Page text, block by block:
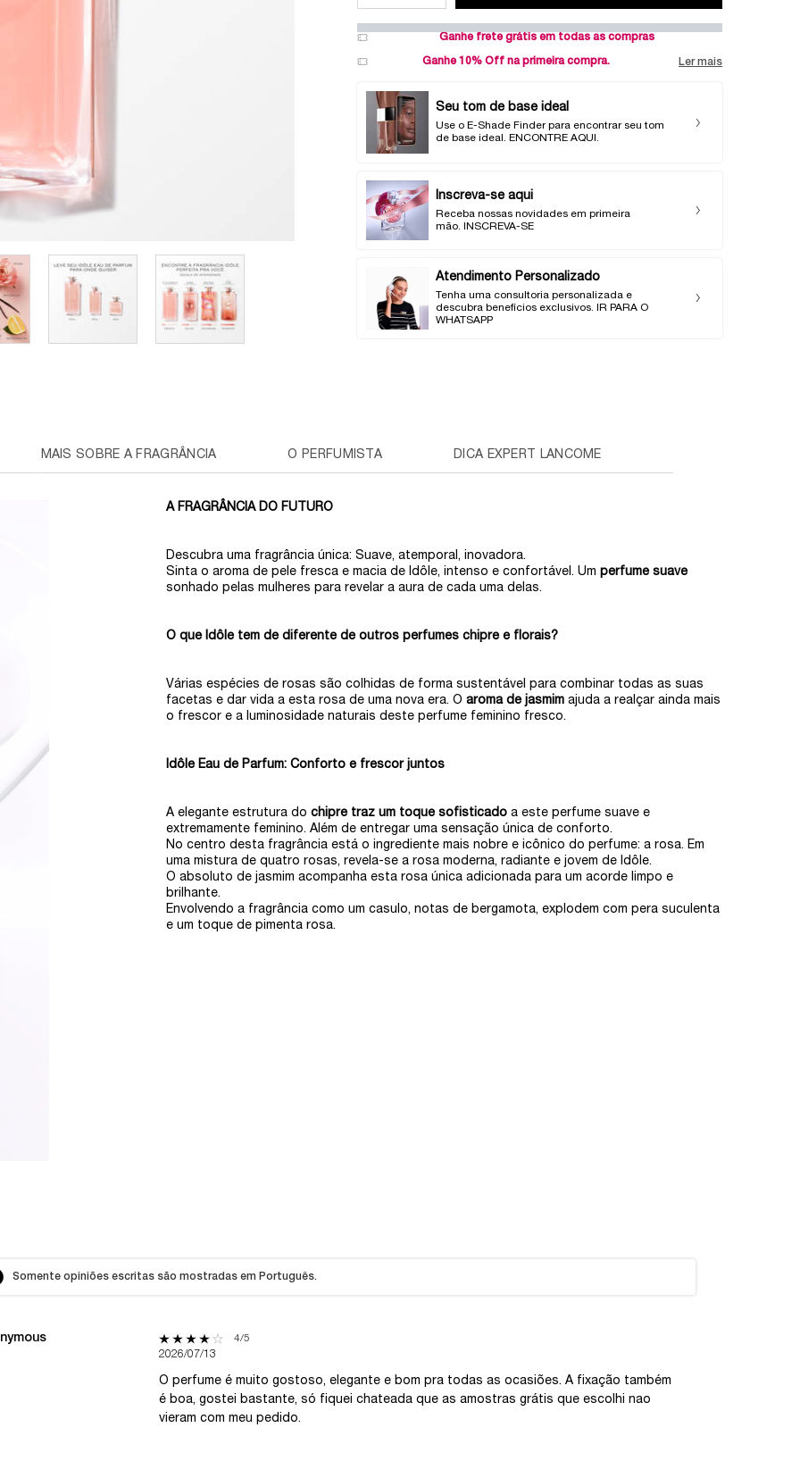
Ganhe frete grátis em todas as compras
Ganhe 10% Off na primeira compra. Ler mais
Seu tom de base ideal
Use o E-Shade Finder para encontrar seu tom
de base ideal. ENCONTRE AQUI.
Inscreva-se aqui
Receba nossas novidades em primeira
mão. INSCREVA-SE
Atendimento Personalizado
Tenha uma consultoria personalizada e
descubra benefícios exclusivos. IR PARA O
WHATSAPP
MAIS SOBRE A FRAGRÂNCIA O PERFUMISTA DICA EXPERT LANCOME
A FRAGRÂNCIA DO FUTURO
Descubra uma fragrância única: Suave, atemporal, inovadora.
Sinta o aroma de pele fresca e macia de Idôle, intenso e confortável. Um perfume suave
sonhado pelas mulheres para revelar a aura de cada uma delas.
O que Idôle tem de diferente de outros perfumes chipre e florais?
Várias espécies de rosas são colhidas de forma sustentável para combinar todas as suas
facetas e dar vida a esta rosa de uma nova era. O aroma de jasmimajuda a realçar ainda mais
o frescor e a luminosidade naturais deste perfume feminino fresco.
Idôle Eau de Parfum: Conforto e frescor juntos
A elegante estrutura do chipre traz um toque sofisticadoa este perfume suave e
extremamente feminino. Além de entregar uma sensação única de conforto.
No centro desta fragrância está o ingrediente mais nobre e icônico do perfume: a rosa. Em
uma mistura de quatro rosas, revela-se a rosa moderna, radiante e jovem de Idôle.
O absoluto de jasmim acompanha esta rosa única adicionada para um acorde limpo e
brilhante.
Envolvendo a fragrância como um casulo, notas de bergamota, explodem com pera suculenta
e um toque de pimenta rosa.
Somente opiniões escritas são mostradas em Português.
4 out of 5 stars. 4/5
2026/07/13
O perfume é muito gostoso, elegante e bom pra todas as ocasiões. A fixação também
é boa, gostei bastante, só fiquei chateada que as amostras grátis que escolhi nao
vieram com meu pedido.